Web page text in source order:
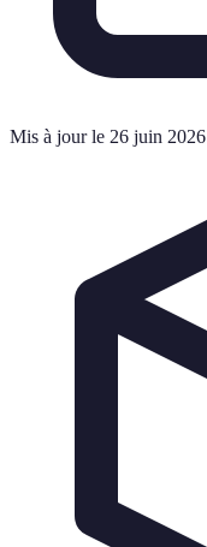
Mis à jour le 26 juin 2026